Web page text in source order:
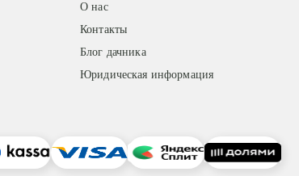
О нас
Контакты
Блог дачника
Юридическая информация